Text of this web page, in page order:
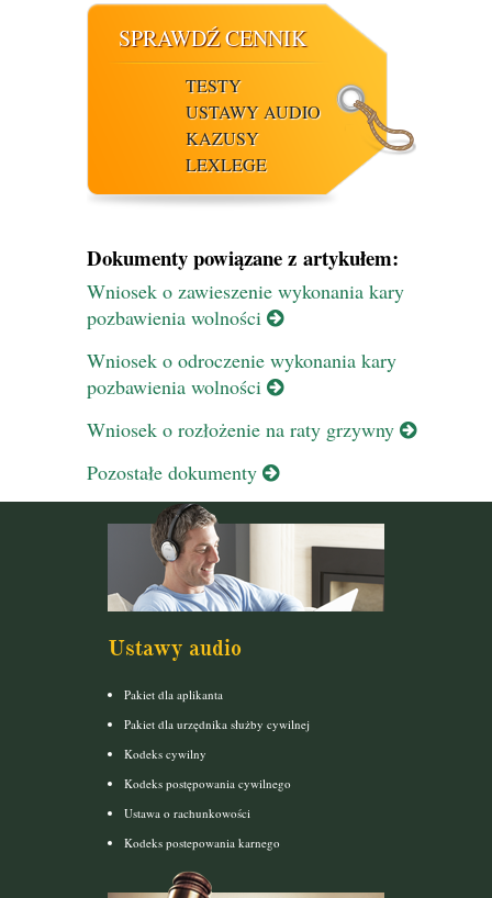
SPRAWDŹ CENNIK
TESTY
USTAWY AUDIO
KAZUSY
LEXLEGE
Dokumenty powiązane z artykułem:
Wniosek o zawieszenie wykonania kary
pozbawienia wolności
Wniosek o odroczenie wykonania kary
pozbawienia wolności
Wniosek o rozłożenie na raty grzywny
Pozostałe dokumenty
Ustawy audio
Pakiet dla aplikanta
Pakiet dla urzędnika służby cywilnej
Kodeks cywilny
Kodeks postępowania cywilnego
Ustawa o rachunkowości
Kodeks postepowania karnego